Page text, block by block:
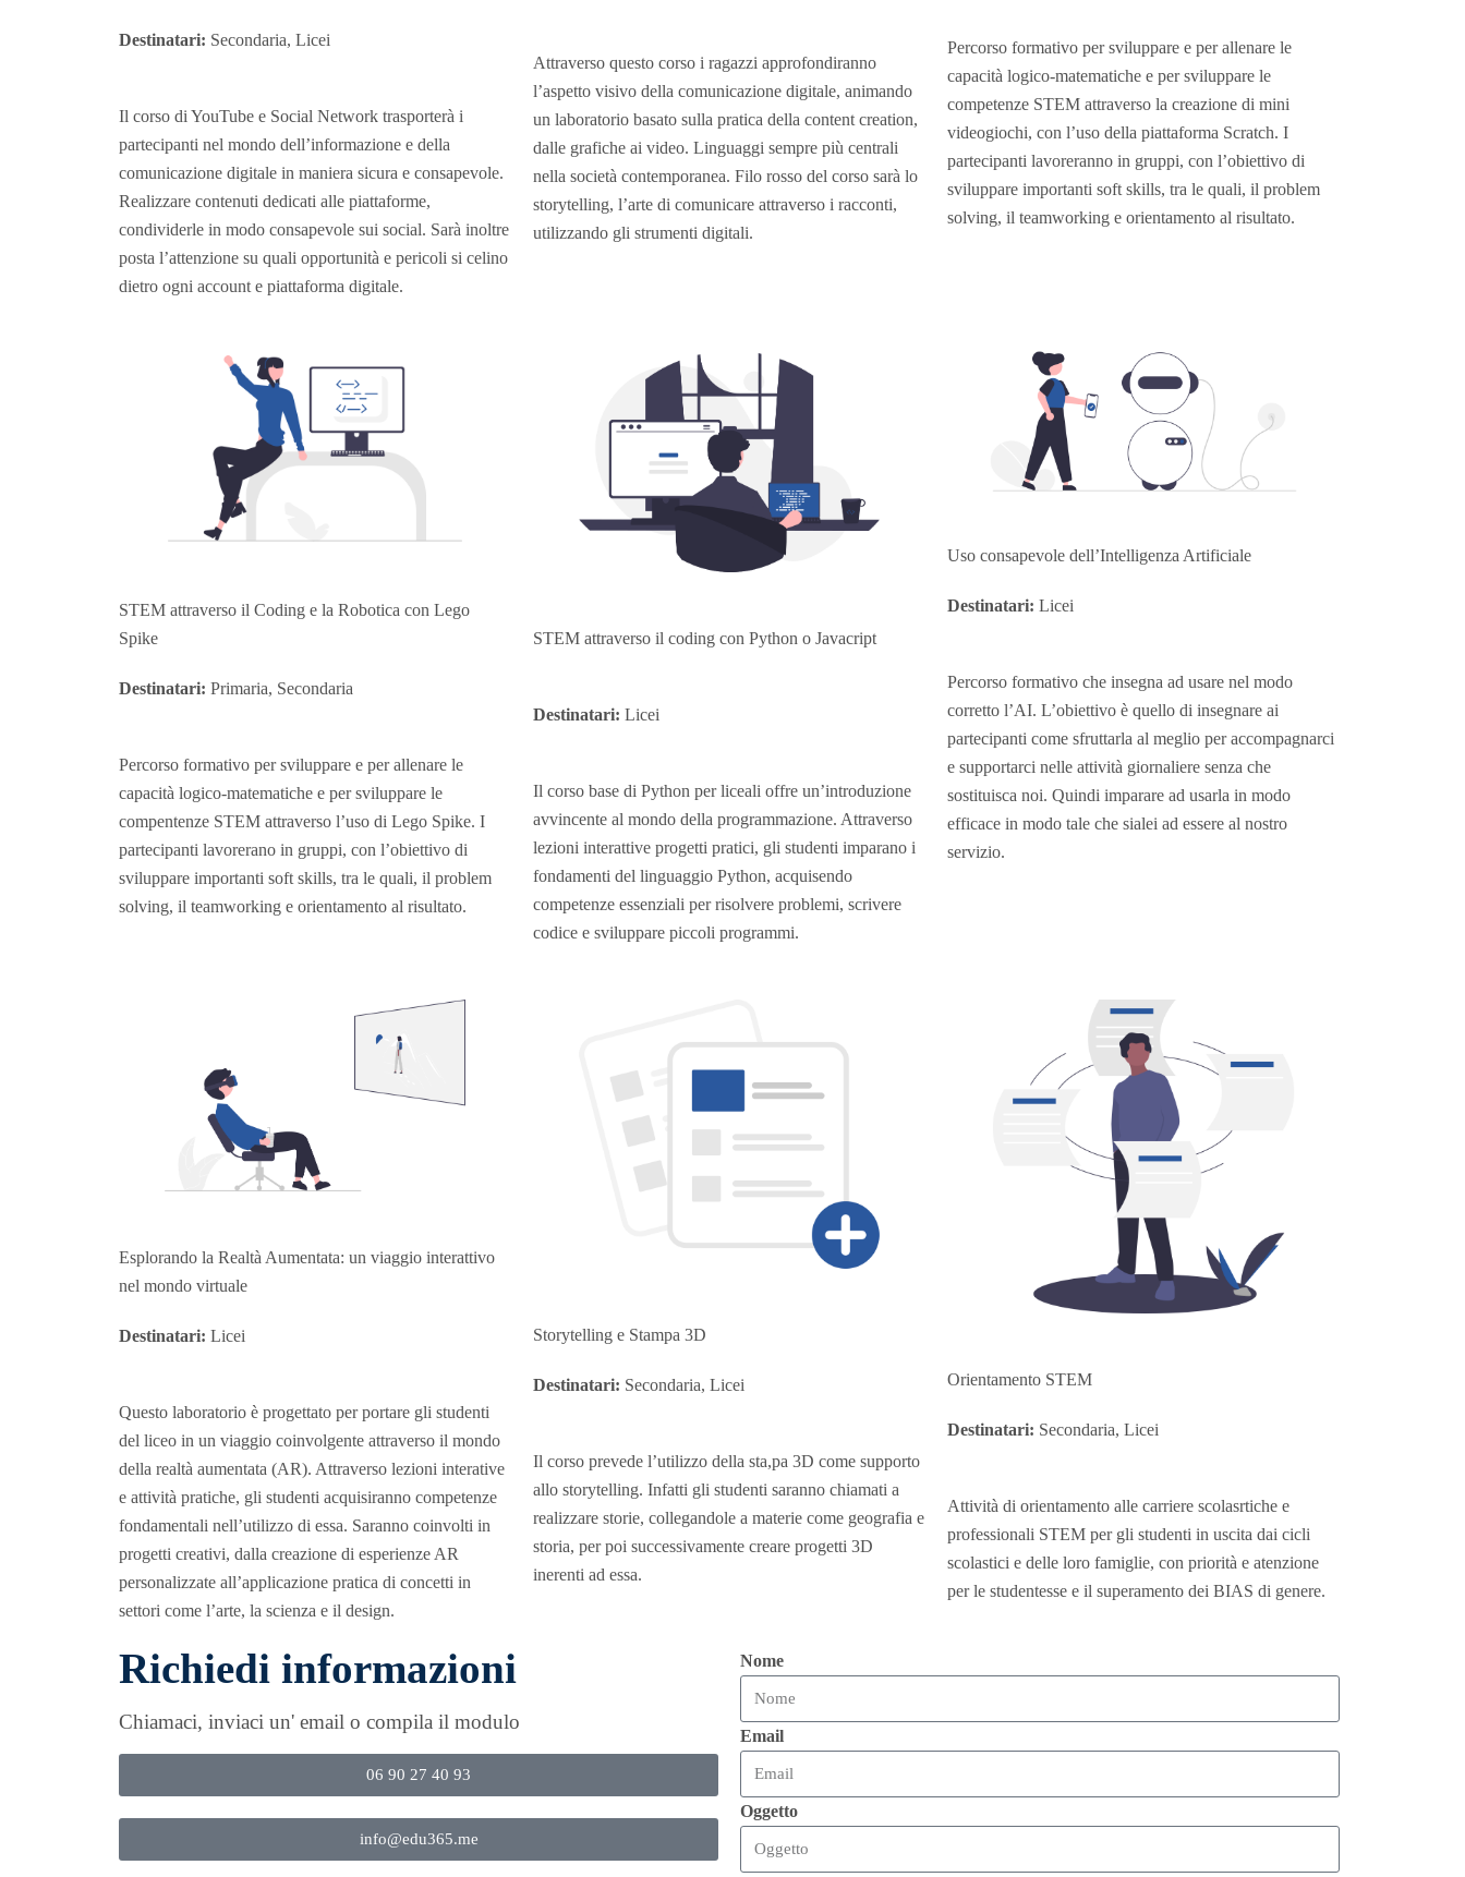
Destinatari: Secondaria, Licei
Il corso di YouTube e Social Network trasporterà i
partecipanti nel mondo dell’informazione e della
comunicazione digitale in maniera sicura e consapevole.
Realizzare contenuti dedicati alle piattaforme,
condividerle in modo consapevole sui social. Sarà inoltre
posta l’attenzione su quali opportunità e pericoli si celino
dietro ogni account e piattaforma digitale.
Attraverso questo corso i ragazzi approfondiranno
l’aspetto visivo della comunicazione digitale, animando
un laboratorio basato sulla pratica della content creation,
dalle grafiche ai video. Linguaggi sempre più centrali
nella società contemporanea. Filo rosso del corso sarà lo
storytelling, l’arte di comunicare attraverso i racconti,
utilizzando gli strumenti digitali.
Percorso formativo per sviluppare e per allenare le
capacità logico-matematiche e per sviluppare le
competenze STEM attraverso la creazione di mini
videogiochi, con l’uso della piattaforma Scratch. I
partecipanti lavoreranno in gruppi, con l’obiettivo di
sviluppare importanti soft skills, tra le quali, il problem
solving, il teamworking e orientamento al risultato.
STEM attraverso il Coding e la Robotica con Lego
Spike
Destinatari: Primaria, Secondaria
Percorso formativo per sviluppare e per allenare le
capacità logico-matematiche e per sviluppare le
compentenze STEM attraverso l’uso di Lego Spike. I
partecipanti lavorerano in gruppi, con l’obiettivo di
sviluppare importanti soft skills, tra le quali, il problem
solving, il teamworking e orientamento al risultato.
STEM attraverso il coding con Python o Javacript
Destinatari: Licei
Il corso base di Python per liceali offre un’introduzione
avvincente al mondo della programmazione. Attraverso
lezioni interattive progetti pratici, gli studenti imparano i
fondamenti del linguaggio Python, acquisendo
competenze essenziali per risolvere problemi, scrivere
codice e sviluppare piccoli programmi.
Uso consapevole dell’Intelligenza Artificiale
Destinatari: Licei
Percorso formativo che insegna ad usare nel modo
corretto l’AI. L’obiettivo è quello di insegnare ai
partecipanti come sfruttarla al meglio per accompagnarci
e supportarci nelle attività giornaliere senza che
sostituisca noi. Quindi imparare ad usarla in modo
efficace in modo tale che sialei ad essere al nostro
servizio.
Esplorando la Realtà Aumentata: un viaggio interattivo
nel mondo virtuale
Destinatari: Licei
Questo laboratorio è progettato per portare gli studenti
del liceo in un viaggio coinvolgente attraverso il mondo
della realtà aumentata (AR). Attraverso lezioni interative
e attività pratiche, gli studenti acquisiranno competenze
fondamentali nell’utilizzo di essa. Saranno coinvolti in
progetti creativi, dalla creazione di esperienze AR
personalizzate all’applicazione pratica di concetti in
settori come l’arte, la scienza e il design.
Storytelling e Stampa 3D
Destinatari: Secondaria, Licei
Il corso prevede l’utilizzo della sta,pa 3D come supporto
allo storytelling. Infatti gli studenti saranno chiamati a
realizzare storie, collegandole a materie come geografia e
storia, per poi successivamente creare progetti 3D
inerenti ad essa.
Orientamento STEM
Destinatari: Secondaria, Licei
Attività di orientamento alle carriere scolasrtiche e
professionali STEM per gli studenti in uscita dai cicli
scolastici e delle loro famiglie, con priorità e atenzione
per le studentesse e il superamento dei BIAS di genere.
Richiedi informazioni
Chiamaci, inviaci un' email o compila il modulo
06 90 27 40 93
info@edu365.me
Nome
Email
Oggetto